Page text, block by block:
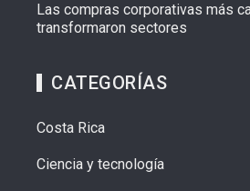
Las compras corporativas más
transformaron sectores
CATEGORÍAS
Costa Rica
Ciencia y tecnología